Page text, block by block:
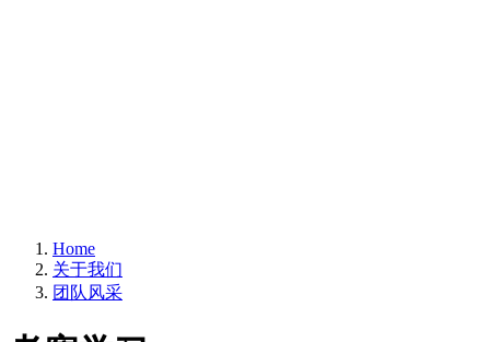
Home
关于我们
团队风采